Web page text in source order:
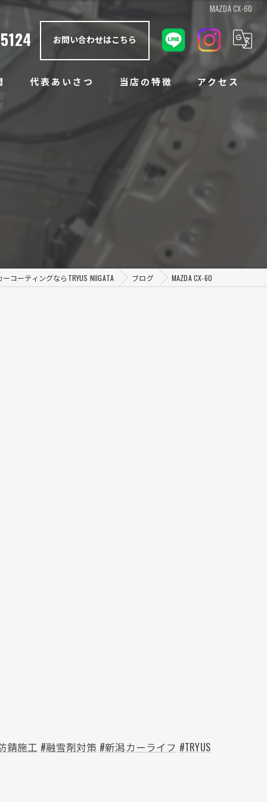
MAZDA CX-60
お問い合わせはこちら
代表あいさつ 当店の特徴
アンダーコート
ノックスドール
アクセス
コーティングならTRYUS NIIGATA ブログ MAZDA CX-60
錆施工 #融雪剤対策 #新潟カーライフ #TRYUS